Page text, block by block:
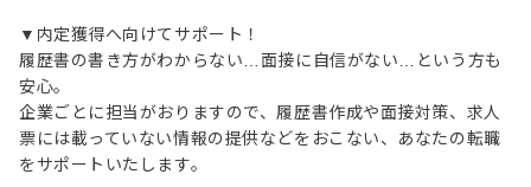
▼内定獲得へ向けてサポート！
履歴書の書き方がわからない…面接に自信がない…という方も
安心。
企業ごとに担当がおりますので、履歴書作成や面接対策、求人
票には載っていない情報の提供などをおこない、あなたの転職
をサポートいたします。